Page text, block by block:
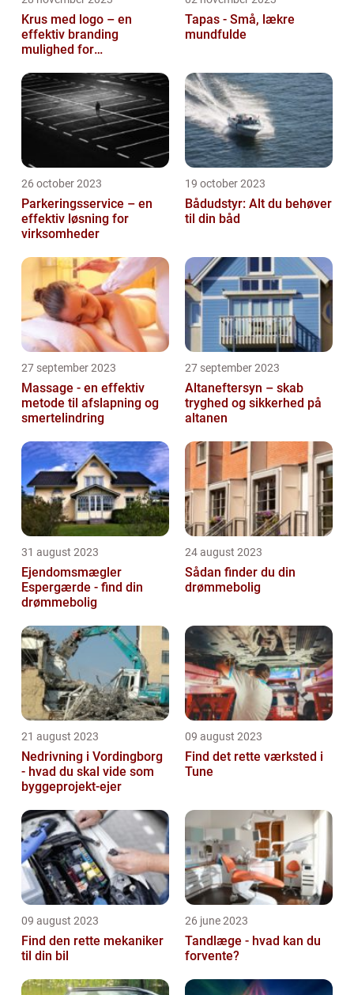
Krus med logo – en
effektiv branding
mulighed for
Tapas - Små, lækre
mundfulde
26 october 2023
Parkeringsservice – en
effektiv løsning for
virksomheder
19 october 2023
Bådudstyr: Alt du behøver
til din båd
27 september 2023
Massage - en effektiv
metode til afslapning og
smertelindring
27 september 2023
Altaneftersyn – skab
tryghed og sikkerhed på
altanen
31 august 2023
Ejendomsmægler
Espergærde - find din
drømmebolig
24 august 2023
Sådan finder du din
drømmebolig
21 august 2023
Nedrivning i Vordingborg
- hvad du skal vide som
byggeprojekt-ejer
09 august 2023
Find det rette værksted i
Tune
09 august 2023
Find den rette mekaniker
til din bil
26 june 2023
Tandlæge - hvad kan du
forvente?